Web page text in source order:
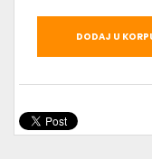
DODAJ U